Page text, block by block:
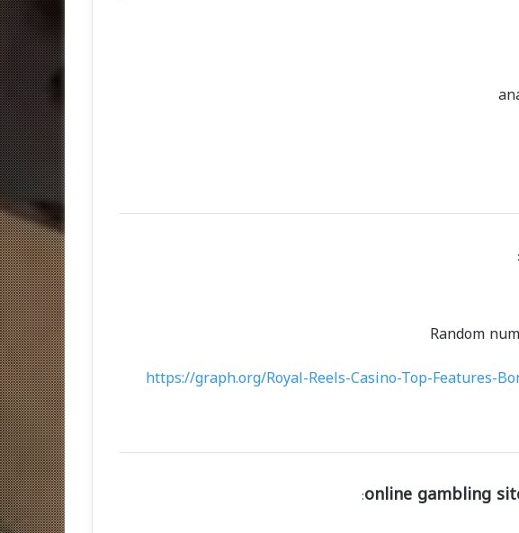
:
Random
https://graph.org/Royal-Reels-Casino-Top-Features-
online gambling
: